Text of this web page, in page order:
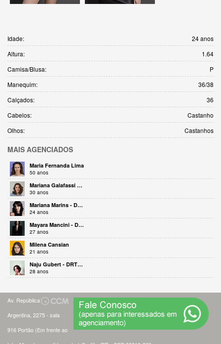
Idade:
24 anos
Altura:
1.64
Camisa/Blusa:
P
Manequim:
36/38
Calçados:
36
Cabelos:
Castanho
Olhos:
Castanhos
MAIS AGENCIADOS
Maria Fernanda Lima
50 anos
Mariana Galafassi - DRT 33020
30 anos
Mariana Marins - DRT 57561
24 anos
Mayara Mancini - DRT 34314
27 anos
Milena Cansian
21 anos
Naju Gubert - DRT 35637
28 anos
Av. República
Argentina, 2275 - sala
916 Portão (Em frente ao